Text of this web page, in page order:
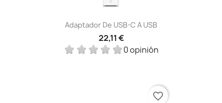
Adaptador De USB-C A USB
22,11 €
0 opinión
favorite_border